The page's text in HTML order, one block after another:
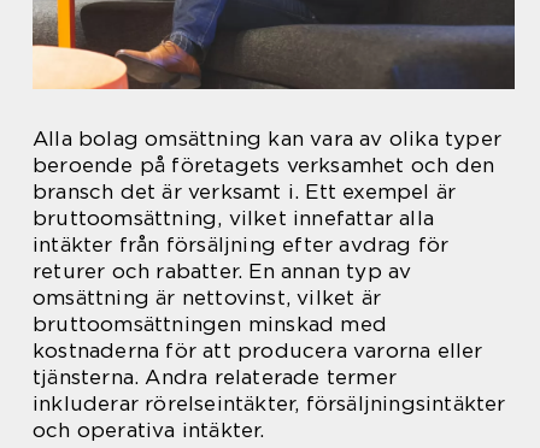
Alla bolag omsättning kan vara av olika typer
beroende på företagets verksamhet och den
bransch det är verksamt i. Ett exempel är
bruttoomsättning, vilket innefattar alla
intäkter från försäljning efter avdrag för
returer och rabatter. En annan typ av
omsättning är nettovinst, vilket är
bruttoomsättningen minskad med
kostnaderna för att producera varorna eller
tjänsterna. Andra relaterade termer
inkluderar rörelseintäkter, försäljningsintäkter
och operativa intäkter.